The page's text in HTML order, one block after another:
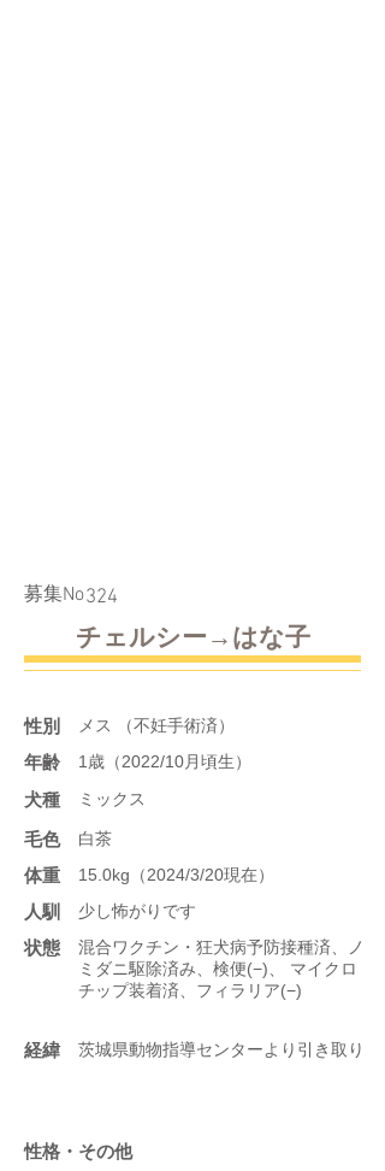
​募集No324
チェルシー→はな子
性別 メス （不妊手術済）
年齢 1歳（2022/10月頃生）
​犬種 ミックス
​毛色 白茶
体重 15.0kg（2024/3/20現在）
人馴 少し怖がりです
状態
混合ワクチン・狂犬病予防接種済、ノ
ミダニ駆除済み、検便(−)、 マイクロ
チップ装着済、フィラリア(−)
​経緯 茨城県動物指導センターより引き取り
性格・その他